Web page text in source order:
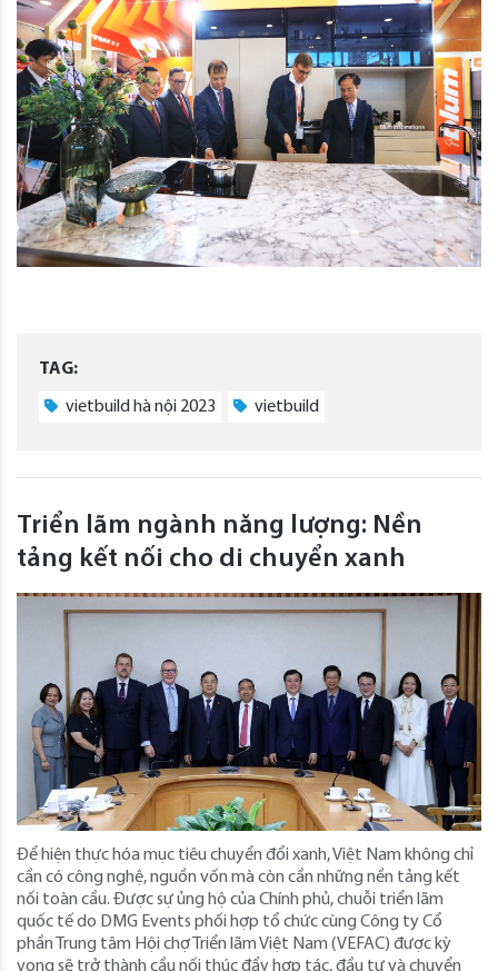
TAG:
vietbuild hà nội 2023 vietbuild
Triển lãm ngành năng lượng: Nền
tảng kết nối cho di chuyển xanh
Để hiện thực hóa mục tiêu chuyển đổi xanh, Việt Nam không chỉ
cần có công nghệ, nguồn vốn mà còn cần những nền tảng kết
nối toàn cầu. Được sự ủng hộ của Chính phủ, chuỗi triển lãm
quốc tế do DMG Events phối hợp tổ chức cùng Công ty Cổ
phần Trung tâm Hội chợ Triển lãm Việt Nam (VEFAC) được kỳ
vọng sẽ trở thành cầu nối thúc đẩy hợp tác, đầu tư và chuyển